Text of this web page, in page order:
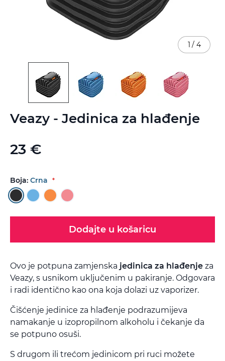
Veazy - Jedinica za hlađenje
23 €
Boja: Crna
Dodajte u košaricu
Ovo je potpuna zamjenska jedinica za hlađenje za
Veazy, s usnikom uključenim u pakiranje. Odgovara
i radi identično kao ona koja dolazi uz vaporizer.
Čišćenje jedinice za hlađenje podrazumijeva
namakanje u izopropilnom alkoholu i čekanje da
se potpuno osuši.
S drugom ili trećom jedinicom pri ruci možete
1 / 4
to
of
gallery